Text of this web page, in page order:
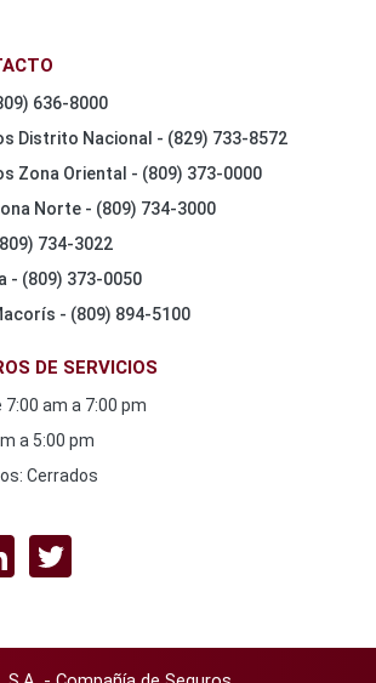
636-8000
Distrito Nacional - (829) 733-8572
Zona Oriental - (809) 373-0000
Norte - (809) 734-3000
734-3022
- (809) 373-0050
- (809) 894-5100
DE SERVICIOS
7:00 am a 7:00 pm
a 5:00 pm
Cerrados